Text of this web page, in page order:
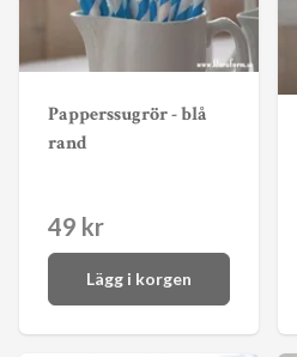
Papperssugrör - blå
rand
49 kr
Lägg i korgen